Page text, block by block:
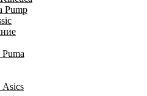
Pump
Asics